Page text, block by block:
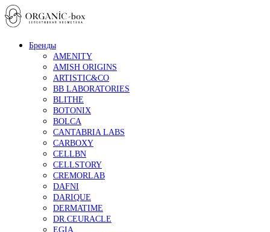
Бренды
AMENITY
AMISH ORIGINS
ARTISTIC&CO
BB LABORATORIES
BLITHE
BOTONIX
BOLCA
CANTABRIA LABS
CARBOXY
CELLBN
CELLSTORY
CREMORLAB
DAFNI
DARIQUE
DERMATIME
DR.CEURACLE
EGIA